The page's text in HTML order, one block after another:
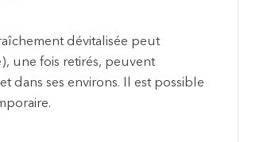
dévitalisée peut
une fois retirés, peuvent
dans ses environs. Il est possible